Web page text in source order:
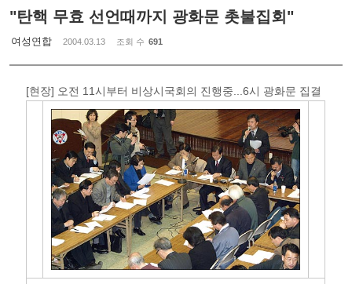
"탄핵 무효 선언때까지 광화문 촛불집회"
여성연합 2004.03.13 조회 수 691
[현장] 오전 11시부터 비상시국회의 진행중...6시 광화문 집결